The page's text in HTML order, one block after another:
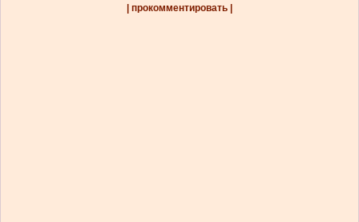
| прокомментировать |